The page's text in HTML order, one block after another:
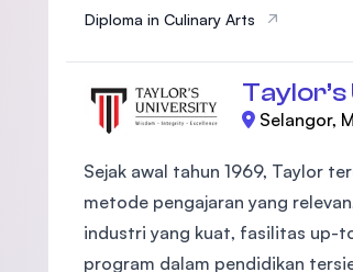
Diploma in Culinary Arts
Selangor,
Sejak awal tahun 1969, Taylor
metode pengajaran yang
industri yang kuat, fasilitas up-
program dalam pendidikan